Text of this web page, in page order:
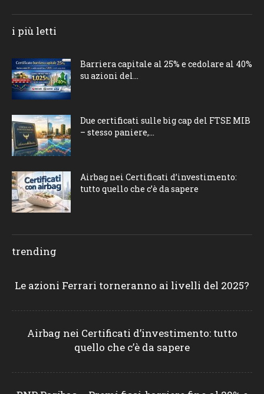
i più letti
Barriera capitale al 25% e cedolare al 40%
su azioni del...
Due certificati sulle big cap del FTSE MIB
– stesso paniere,...
Airbag nei Certificati d’investimento:
tutto quello che c’è da sapere
trending
Le azioni Ferrari torneranno ai livelli del 2025?
Airbag nei Certificati d’investimento: tutto
quello che c’è da sapere